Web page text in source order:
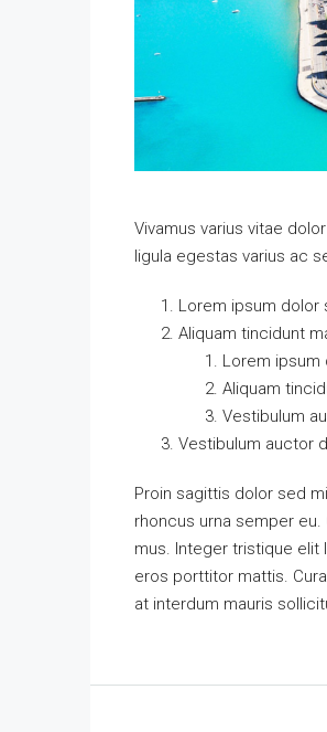
Vivamus varius vitae
ligula egestas varius ac
Lorem ipsum
Aliquam tincidunt
Lorem
Aliquam
Vestibulum
Vestibulum auctor
Proin sagittis dolor sed
rhoncus urna semper
mus. Integer tristique
eros porttitor mattis.
at interdum mauris